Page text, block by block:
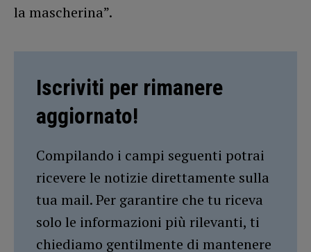
la mascherina”.
Iscriviti per rimanere
aggiornato!
Compilando i campi seguenti potrai
ricevere le notizie direttamente sulla
tua mail. Per garantire che tu riceva
solo le informazioni più rilevanti, ti
chiediamo gentilmente di mantenere